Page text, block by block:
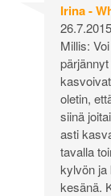
Irina -
Millis:
oletin,
siinä
asti
tavalla
kylvön ja
kesänä.